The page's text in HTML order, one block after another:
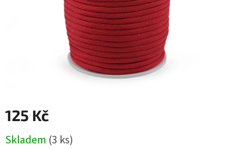
125 Kč
cena:
Skladem (3 ks)